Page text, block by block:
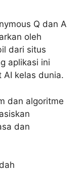
Q dan A
oleh
dari situs
aplikasi ini
AI kelas dunia.
dan algoritme
dan